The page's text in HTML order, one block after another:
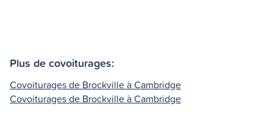
Plus de covoiturages:
Covoiturages de Brockville à Cambridge
Covoiturages de Brockville à Cambridge